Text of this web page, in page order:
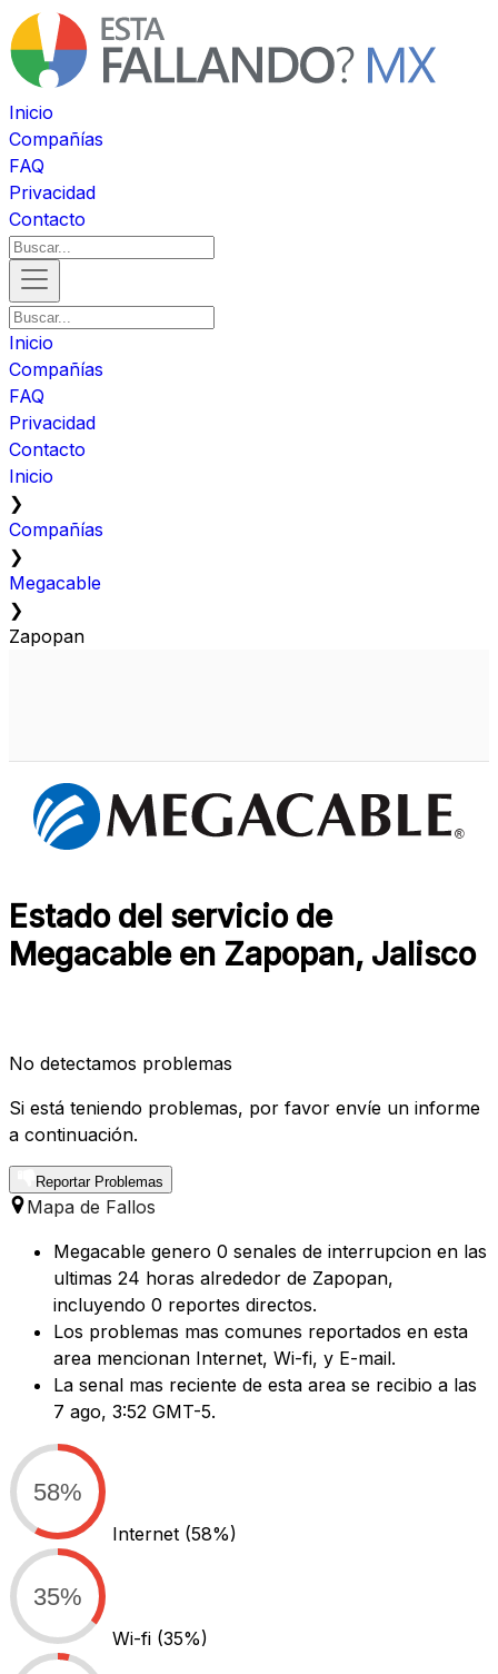
Inicio
Compañías
FAQ
Privacidad
Contacto
Inicio
Compañías
FAQ
Privacidad
Contacto
Inicio
❯
Compañías
❯
Megacable
❯
Zapopan
Estado del servicio de
Megacable en Zapopan, Jalisco
No detectamos problemas
Si está teniendo problemas, por favor envíe un informe
a continuación.
Reportar Problemas
Mapa de Fallos
Megacable genero 0 senales de interrupcion en las
ultimas 24 horas alrededor de Zapopan,
incluyendo 0 reportes directos.
Los problemas mas comunes reportados en esta
area mencionan Internet, Wi-fi, y E-mail.
La senal mas reciente de esta area se recibio a las
7 ago, 3:52 GMT-5.
58%
Internet (58%)
35%
Wi-fi (35%)